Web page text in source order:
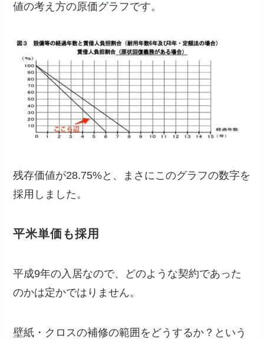
値の考え方の原価グラフです。
残存価値が28.75%と、まさにこのグラフの数字を
採用しました。
平米単価も採用
平成9年の入居なので、どのような契約であった
のかは定かではりません。
壁紙・クロスの補修の範囲をどうするか？という